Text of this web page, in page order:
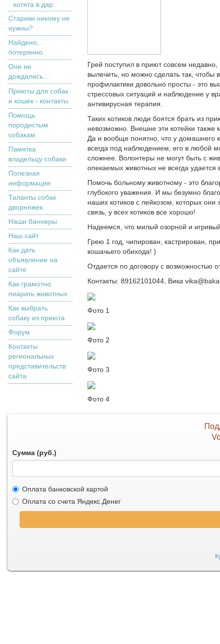
котята в дар
Старики никому не
нужны?
Найдено,
потерянно
Они не
дождались...
Приюты для собак
и кошек - контакты
Помощь
породистым
собакам
Памятка
владельцу собаки
Полезная
информация
Таланты собак
дворняжек
Наши баннеры
Наш сайт
Как дать
объявление на
сайте
Как грамотно
пиарить животных
Как выбрать
собаку из приюта
Форум
Контакты
региональных
представительств
сайта
Грей поступил в приют совсем
вылечить, но можно сделать так, чтобы
профилактики довольно просты - это
стрессовых ситуаций и наблюдение у
антивирусная терапия.
Таких котиков люди боятся брать из
невозможно. Внешне эти котейки также
Да и вообще понятно, что у домашнего
всегда под наблюдением, его в любой
сложнее. Волонтеры не могут быть с
опекаемых животных не всегда
Помочь больному животному - это
глубокого уважения. И мы безумно
наших котиков с лейкозом, которых
связь, у всех котиков все хорошо!
Надеемся, что милый озорной и
Грею 1 год, чипирован, кастрирован,
кошачьего обихода! )
Отдается по договору с возможностью
Контакты: 89162101044, Вика
Фото 1
Фото 2
Фото 3
Фото 4
Сумма (руб.)
Оплата банковской картой
Оплата со счета Яндекс.Денег